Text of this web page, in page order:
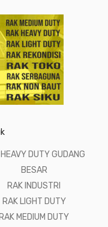
DUTY GUDANG
BESAR
RAK INDUSTRI
RAK LIGHT DUTY
RAK MEDIUM DUTY